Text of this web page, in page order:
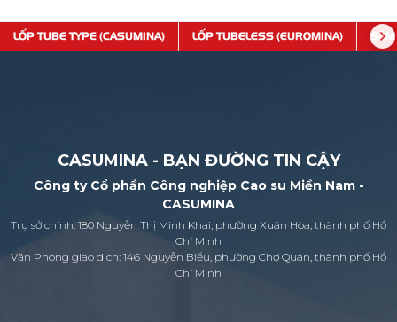
LỐP TUBE TYPE (CASUMINA) LỐP TUBELESS (EUROMINA) SĂM
CASUMINA - BẠN ĐƯỜNG TIN CẬY
Công ty Cổ phần Công nghiệp Cao su Miền Nam -
CASUMINA
Trụ sở chính: 180 Nguyễn Thị Minh Khai, phường Xuân Hòa, thành phố Hồ
Chí Minh
Văn Phòng giao dịch: 146 Nguyễn Biểu, phường Chợ Quán, thành phố Hồ
Chí Minh